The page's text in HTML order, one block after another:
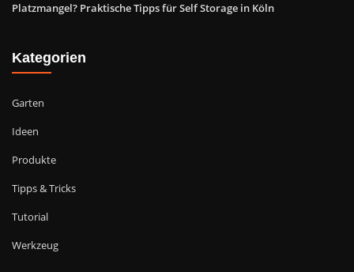
Platzmangel? Praktische Tipps für Self Storage in Köln
Kategorien
Garten
Ideen
Produkte
Tipps & Tricks
Tutorial
Werkzeug